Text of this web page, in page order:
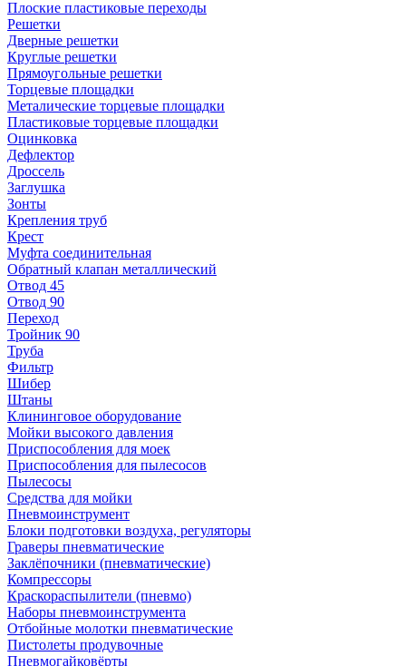
Плоские пластиковые переходы
Решетки
Дверные решетки
Круглые решетки
Прямоугольные решетки
Торцевые площадки
Металические торцевые площадки
Пластиковые торцевые площадки
Оцинковка
Дефлектор
Дроссель
Заглушка
Зонты
Крепления труб
Крест
Муфта соединительная
Обратный клапан металлический
Отвод 45
Отвод 90
Переход
Тройник 90
Труба
Фильтр
Шибер
Штаны
Клининговое оборудование
Мойки высокого давления
Приспособления для моек
Приспособления для пылесосов
Пылесосы
Средства для мойки
Пневмоинструмент
Блоки подготовки воздуха, регуляторы
Граверы пневматические
Заклёпочники (пневматические)
Компрессоры
Краскораспылители (пневмо)
Наборы пневмоинструмента
Отбойные молотки пневматические
Пистолеты продувочные
Пневмогайковёрты